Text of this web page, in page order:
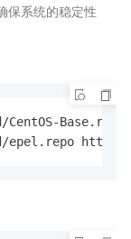
保系统的稳定性
CentOS-
epel.repo